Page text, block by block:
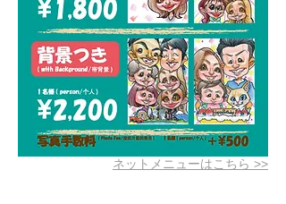
​ネットメニューはこちら >>